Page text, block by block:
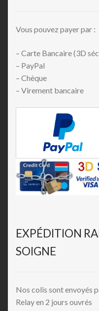
Vous pouvez payer par :
– Carte Bancaire (3D
– PayPal
– Chèque
– Virement bancaire
EXPÉDITION
SOIGNE
Nos colis sont envoyés
Relay en 2 jours ouvrés